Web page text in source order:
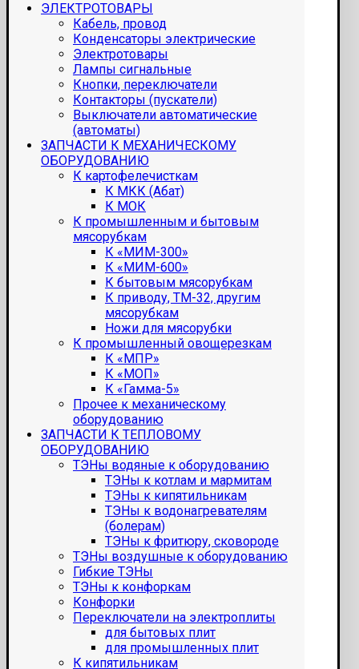
ЭЛЕКТРОТОВАРЫ
Кабель, провод
Конденсаторы электрические
Электротовары
Лампы сигнальные
Кнопки, переключатели
Контакторы (пускатели)
Выключатели автоматические
(автоматы)
ЗАПЧАСТИ К МЕХАНИЧЕСКОМУ
ОБОРУДОВАНИЮ
К картофелечисткам
К МКК (Абат)
К МОК
К промышленным и бытовым
мясорубкам
К «МИМ-300»
К «МИМ-600»
К бытовым мясорубкам
К приводу, ТМ-32, другим
мясорубкам
Ножи для мясорубки
К промышленный овощерезкам
К «МПР»
К «МОП»
К «Гамма-5»
Прочее к механическому
оборудованию
ЗАПЧАСТИ К ТЕПЛОВОМУ
ОБОРУДОВАНИЮ
ТЭНы водяные к оборудованию
ТЭНы к котлам и мармитам
ТЭНы к кипятильникам
ТЭНы к водонагревателям
(болерам)
ТЭНы к фритюру, сковороде
ТЭНы воздушные к оборудованию
Гибкие ТЭНы
ТЭНы к конфоркам
Конфорки
Переключатели на электроплиты
для бытовых плит
для промышленных плит
К кипятильникам